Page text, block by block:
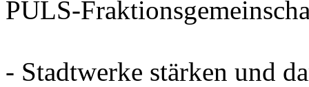
PULS-
- Stadtwerke stärken und